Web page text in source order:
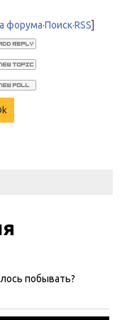
форума·Поиск·RSS]
побывать?